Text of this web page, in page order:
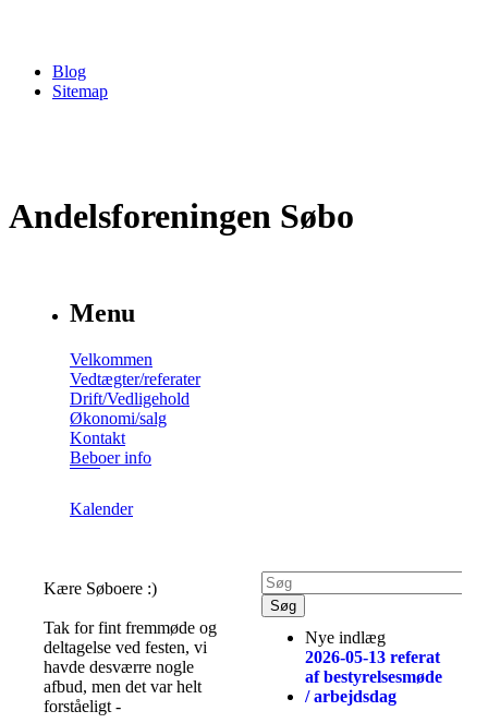
Blog
Sitemap
Andelsforeningen Søbo
Menu
Velkommen
Vedtægter/referater
Drift/Vedligehold
Økonomi/salg
Kontakt
Beboer info
Kalender
Kære Søboere :)
Tak for fint fremmøde og
deltagelse ved festen, vi
havde desværre nogle
afbud, men det var helt
forståeligt -
Nye indlæg
2026-05-13 referat
af bestyrelsesmøde
/ arbejdsdag